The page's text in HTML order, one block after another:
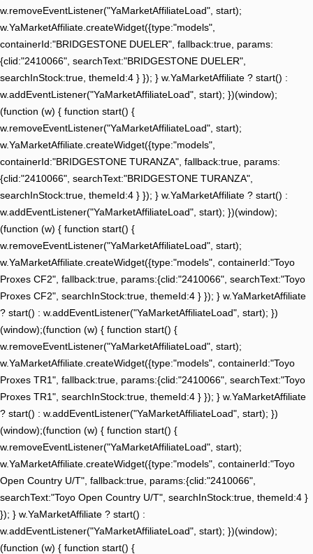
w.removeEventListener("YaMarketAffiliateLoad", start);
w.YaMarketAffiliate.createWidget({type:"models",
containerId:"BRIDGESTONE DUELER", fallback:true, params:
{clid:"2410066", searchText:"BRIDGESTONE DUELER",
searchInStock:true, themeId:4 } }); } w.YaMarketAffiliate ? start() :
w.addEventListener("YaMarketAffiliateLoad", start); })(window);
(function (w) { function start() {
w.removeEventListener("YaMarketAffiliateLoad", start);
w.YaMarketAffiliate.createWidget({type:"models",
containerId:"BRIDGESTONE TURANZA", fallback:true, params:
{clid:"2410066", searchText:"BRIDGESTONE TURANZA",
searchInStock:true, themeId:4 } }); } w.YaMarketAffiliate ? start() :
w.addEventListener("YaMarketAffiliateLoad", start); })(window);
(function (w) { function start() {
w.removeEventListener("YaMarketAffiliateLoad", start);
w.YaMarketAffiliate.createWidget({type:"models", containerId:"Toyo
Proxes CF2", fallback:true, params:{clid:"2410066", searchText:"Toyo
Proxes CF2", searchInStock:true, themeId:4 } }); } w.YaMarketAffiliate
? start() : w.addEventListener("YaMarketAffiliateLoad", start); })
(window);(function (w) { function start() {
w.removeEventListener("YaMarketAffiliateLoad", start);
w.YaMarketAffiliate.createWidget({type:"models", containerId:"Toyo
Proxes TR1", fallback:true, params:{clid:"2410066", searchText:"Toyo
Proxes TR1", searchInStock:true, themeId:4 } }); } w.YaMarketAffiliate
? start() : w.addEventListener("YaMarketAffiliateLoad", start); })
(window);(function (w) { function start() {
w.removeEventListener("YaMarketAffiliateLoad", start);
w.YaMarketAffiliate.createWidget({type:"models", containerId:"Toyo
Open Country U/T", fallback:true, params:{clid:"2410066",
searchText:"Toyo Open Country U/T", searchInStock:true, themeId:4 }
}); } w.YaMarketAffiliate ? start() :
w.addEventListener("YaMarketAffiliateLoad", start); })(window);
(function (w) { function start() {